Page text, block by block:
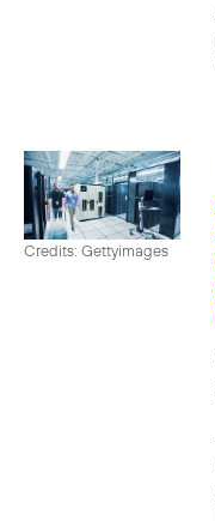
Credits: Gettyimages